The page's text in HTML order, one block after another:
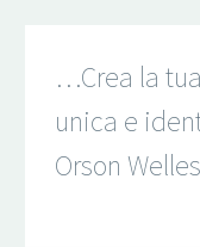
…Crea la
unica e
Orson Welles